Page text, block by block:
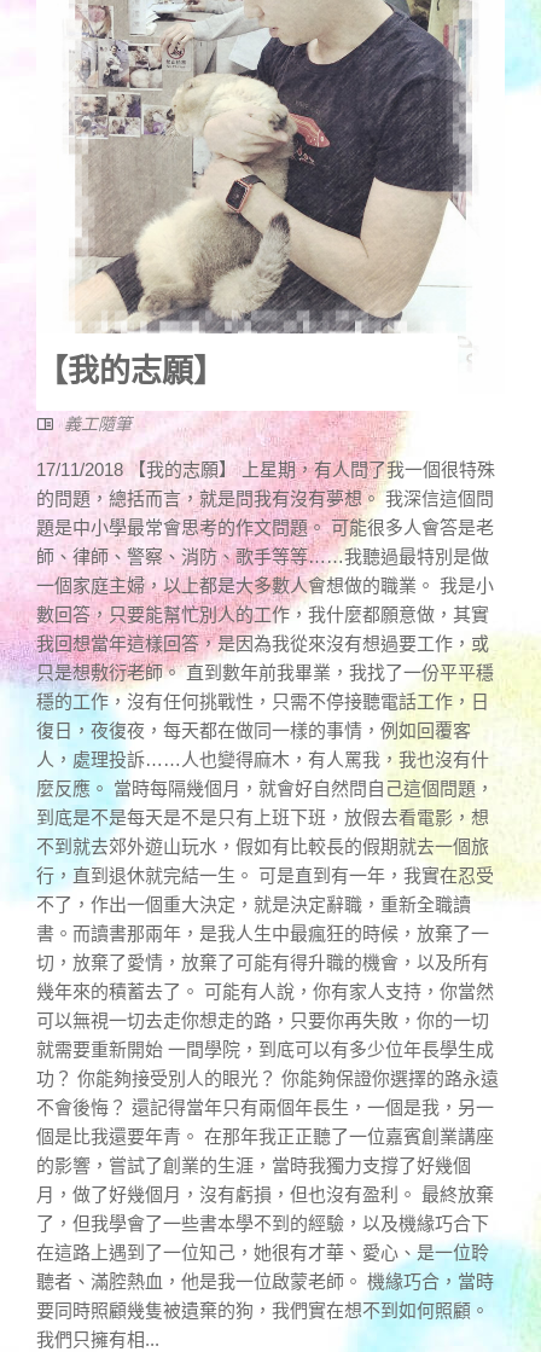
【我的志願】
義工隨筆
17/11/2018 【我的志願】 上星期，有人問了我一個很特殊
的問題，總括而言，就是問我有沒有夢想。 我深信這個問
題是中小學最常會思考的作文問題。 可能很多人會答是老
師、律師、警察、消防、歌手等等……我聽過最特別是做
一個家庭主婦，以上都是大多數人會想做的職業。 我是小
數回答，只要能幫忙別人的工作，我什麼都願意做，其實
我回想當年這樣回答，是因為我從來沒有想過要工作，或
只是想敷衍老師。 直到數年前我畢業，我找了一份平平穩
穩的工作，沒有任何挑戰性，只需不停接聽電話工作，日
復日，夜復夜，每天都在做同一樣的事情，例如回覆客
人，處理投訴……人也變得麻木，有人罵我，我也沒有什
麼反應。 當時每隔幾個月，就會好自然問自己這個問題，
到底是不是每天是不是只有上班下班，放假去看電影，想
不到就去郊外遊山玩水，假如有比較長的假期就去一個旅
行，直到退休就完結一生。 可是直到有一年，我實在忍受
不了，作出一個重大決定，就是決定辭職，重新全職讀
書。而讀書那兩年，是我人生中最瘋狂的時候，放棄了一
切，放棄了愛情，放棄了可能有得升職的機會，以及所有
幾年來的積蓄去了。 可能有人說，你有家人支持，你當然
可以無視一切去走你想走的路，只要你再失敗，你的一切
就需要重新開始 一間學院，到底可以有多少位年長學生成
功？ 你能夠接受別人的眼光？ 你能夠保證你選擇的路永遠
不會後悔？ 還記得當年只有兩個年長生，一個是我，另一
個是比我還要年青。 在那年我正正聽了一位嘉賓創業講座
的影響，嘗試了創業的生涯，當時我獨力支撐了好幾個
月，做了好幾個月，沒有虧損，但也沒有盈利。 最終放棄
了，但我學會了一些書本學不到的經驗，以及機緣巧合下
在這路上遇到了一位知己，她很有才華、愛心、是一位聆
聽者、滿腔熱血，他是我一位啟蒙老師。 機緣巧合，當時
要同時照顧幾隻被遺棄的狗，我們實在想不到如何照顧。
我們只擁有相...